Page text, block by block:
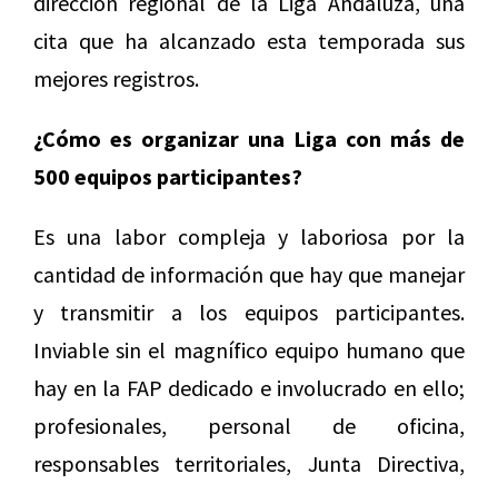
cita que ha alcanzado esta temporada sus
mejores registros.
¿Cómo es organizar una Liga con más de
500 equipos participantes?
Es una labor compleja y laboriosa por la
cantidad de información que hay que manejar
y transmitir a los equipos participantes.
Inviable sin el magnífico equipo humano que
hay en la FAP dedicado e involucrado en ello;
profesionales, personal de oficina,
responsables territoriales, Junta Directiva,